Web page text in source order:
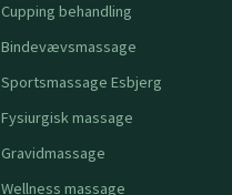
Cupping behandling
Bindevævsmassage
Sportsmassage Esbjerg
Fysiurgisk massage
Gravidmassage
Wellness massage